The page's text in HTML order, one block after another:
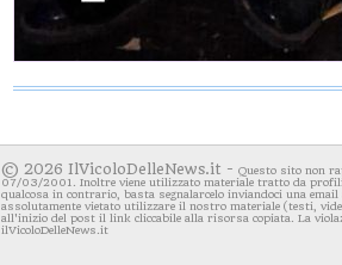
© 2026 IlVicoloDelleNews.it - Questo sito non
07/03/2001. Inoltre viene utilizzato materiale tratto da
qualcosa in contrario, basta segnalarcelo inviandoci una
assolutamente vietato utilizzare il nostro materiale (testi,
all'inizio del post il link cliccabile alla risorsa copiata. La
ilVicoloDelleNews.it